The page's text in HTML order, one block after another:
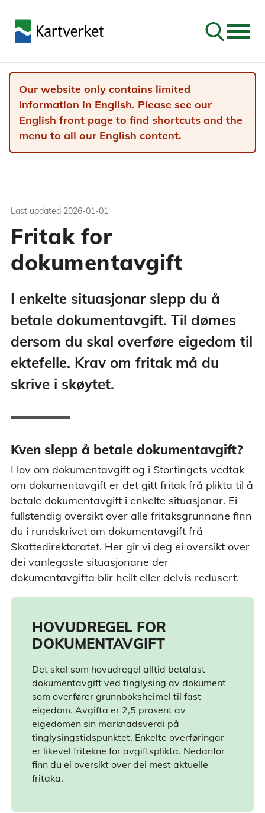
Go to
Our website only contains limited
information in English. Please see our
English front page to find shortcuts and the
menu to all our English content.
Last updated 2026-01-01
Fritak for
dokumentavgift
I enkelte situasjonar slepp du å
betale dokumentavgift. Til dømes
dersom du skal overføre eigedom til
ektefelle. Krav om fritak må du
skrive i skøytet.
Kven slepp å betale dokumentavgift?
I lov om dokumentavgift og i Stortingets vedtak
om dokumentavgift er det gitt fritak frå plikta til å
betale dokumentavgift i enkelte situasjonar. Ei
fullstendig oversikt over alle fritaksgrunnane finn
du i rundskrivet om dokumentavgift frå
Skattedirektoratet. Her gir vi deg ei oversikt over
dei vanlegaste situasjonane der
dokumentavgifta blir heilt eller delvis redusert.
HOVUDREGEL FOR
DOKUMENTAVGIFT
Det skal som hovudregel alltid betalast
dokumentavgift ved tinglysing av dokument
som overfører grunnboksheimel til fast
eigedom. Avgifta er 2,5 prosent av
eigedomen sin marknadsverdi på
tinglysingstidspunktet. Enkelte overføringar
er likevel fritekne for avgiftsplikta. Nedanfor
finn du ei oversikt over dei mest aktuelle
fritaka.